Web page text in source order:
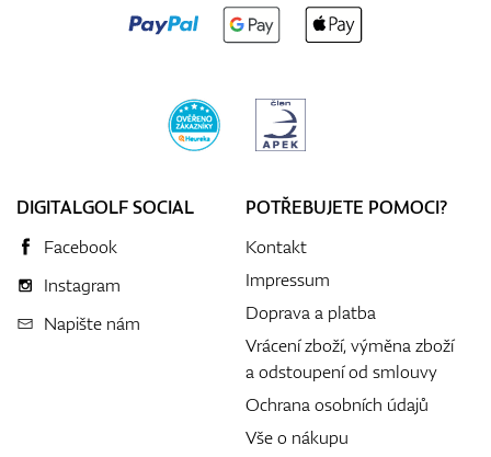
DIGITALGOLF SOCIAL
Facebook
Instagram
Napište nám
POTŘEBUJETE POMOCI?
Kontakt
Impressum
Doprava a platba
Vrácení zboží, výměna zboží
a odstoupení od smlouvy
Ochrana osobních údajů
Vše o nákupu